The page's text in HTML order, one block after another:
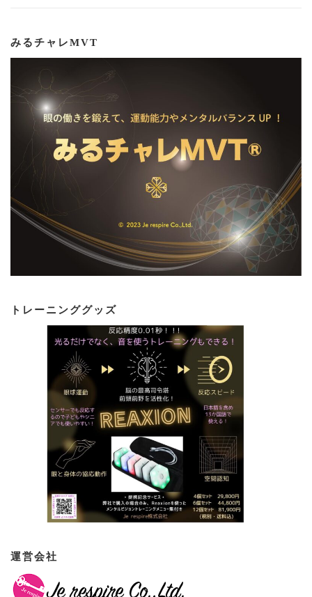
みるチャレMVT
トレーニンググッズ
運営会社